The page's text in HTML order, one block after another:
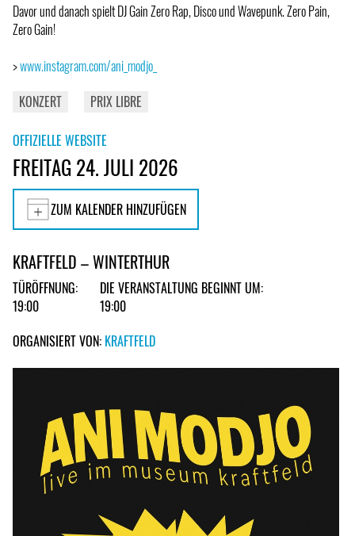
Davor und danach spielt DJ Gain Zero Rap, Disco und Wavepunk. Zero Pain,
Zero Gain!
>www.instagram.com/ani_modjo_
KONZERT
PRIX LIBRE
OFFIZIELLE WEBSITE
FREITAG 24. JULI 2026
ZUM KALENDER HINZUFÜGEN
KRAFTFELD – WINTERTHUR
TÜRÖFFNUNG:
19:00
DIE VERANSTALTUNG BEGINNT UM:
19:00
ORGANISIERT VON: KRAFTFELD